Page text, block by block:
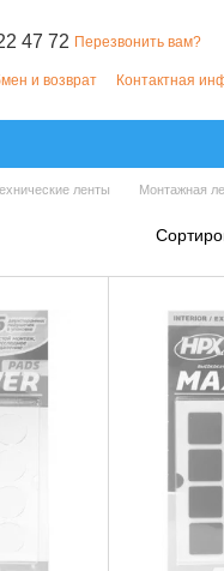
47 72 Перезвонить вам?
и возврат Контактная
ленты Монтажная